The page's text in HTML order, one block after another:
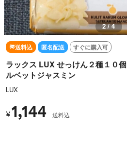
2 / 4
送料込 匿名配送 すぐに購入可
ラックス LUX せっけん２種１０
ルベットジャスミン
LUX
¥1,144 送料込